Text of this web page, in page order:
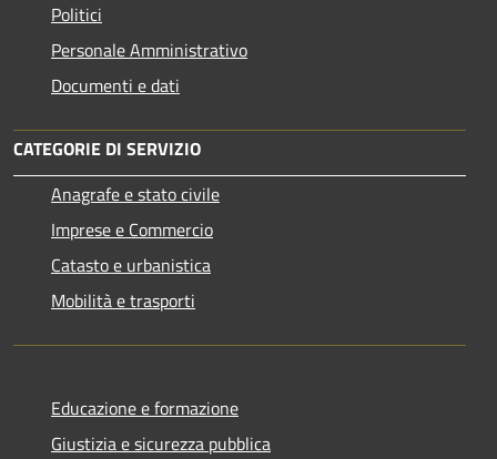
Politici
Personale Amministrativo
Documenti e dati
CATEGORIE DI SERVIZIO
Anagrafe e stato civile
Imprese e Commercio
Catasto e urbanistica
Mobilità e trasporti
Educazione e formazione
Giustizia e sicurezza pubblica